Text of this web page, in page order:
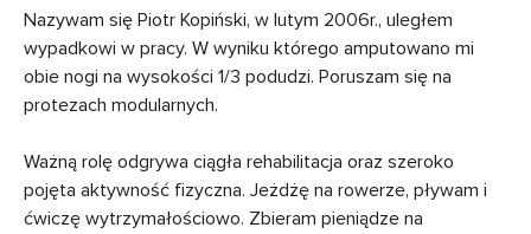
Nazywam się Piotr Kopiński, w lutym 2006r., uległem
wypadkowi w pracy. W wyniku którego amputowano mi
obie nogi na wysokości 1/3 podudzi. Poruszam się na
protezach modularnych.
Ważną rolę odgrywa ciągła rehabilitacja oraz szeroko
pojęta aktywność fizyczna. Jeżdżę na rowerze, pływam i
ćwiczę wytrzymałościowo. Zbieram pieniądze na